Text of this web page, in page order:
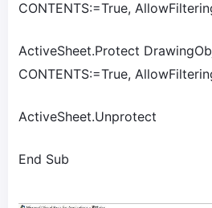
CONTENTS:=True,
ActiveSheet.Protect
CONTENTS:=True,
ActiveSheet.Unprotect
End Sub